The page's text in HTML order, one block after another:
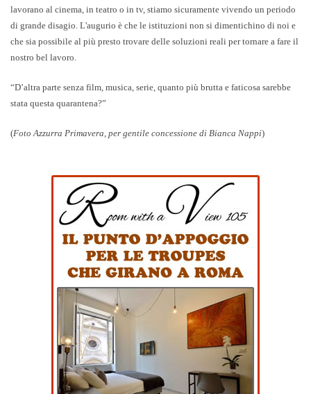
lavorano al cinema, in teatro o in tv, stiamo sicuramente vivendo un periodo
di grande disagio. L'augurio è che le istituzioni non si dimentichino di noi e
che sia possibile al più presto trovare delle soluzioni reali per tornare a fare il
nostro bel lavoro.
“D’altra parte senza film, musica, serie, quanto più brutta e faticosa sarebbe
stata questa quarantena?”
(Foto Azzurra Primavera, per gentile concessione di Bianca Nappi)